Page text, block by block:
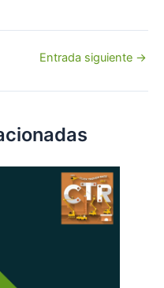
Entrada siguiente →